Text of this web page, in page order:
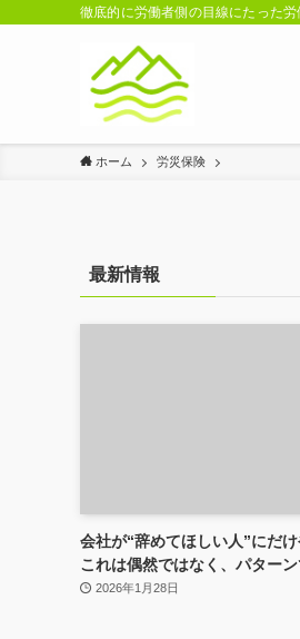
徹底的に労働者側の目線にたった
ホーム 労災保険
最新情報
会社が“辞めてほしい人”にだ
これは偶然ではなく、パター
2026年1月28日